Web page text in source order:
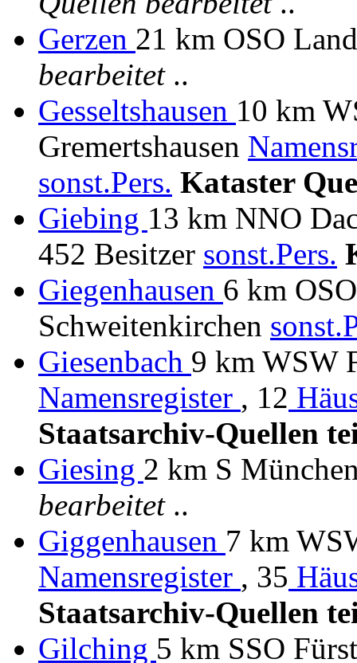
Gerzen 21 km OSO
bearbeitet..
Gesseltshausen 10 km
Gremertshausen
sonst.Pers. Kataster
Giebing 13 km NNO
452 Besitzer sonst.Pers.
Giegenhausen 6 km
Schweitenkirchen
Giesenbach 9 km WSW
Namensregister , 12
Staatsarchiv-Quellen
Giesing 2 km S
bearbeitet..
Giggenhausen 7 km
Namensregister , 35
Staatsarchiv-Quellen
Gilching 5 km SSO